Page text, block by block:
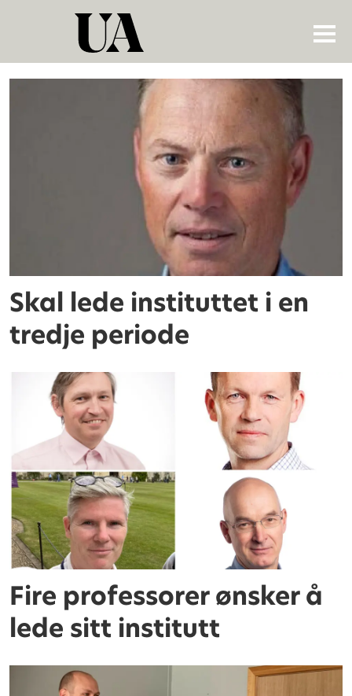
maskinteknikk
produksjon
Skal lede instituttet i en
tredje periode
Fire professorer ønsker å
lede sitt institutt